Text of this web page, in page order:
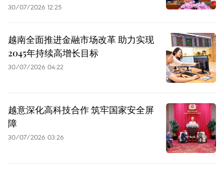
30/07/2026 12:25
越南全面推进金融市场改革 助力实现
2045年持续高增长目标
30/07/2026 04:22
越意深化高科技合作 筑牢国家安全屏
障
30/07/2026 03:26